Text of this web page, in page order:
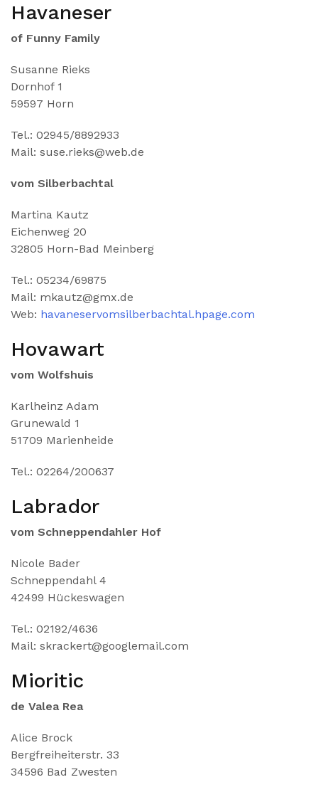
Havaneser
of Funny Family
Susanne Rieks
Dornhof 1
59597 Horn
Tel.: 02945/8892933
Mail: suse.rieks@web.de
vom Silberbachtal
Martina Kautz
Eichenweg 20
32805 Horn-Bad Meinberg
Tel.: 05234/69875
Mail: mkautz@gmx.de
Web: havaneservomsilberbachtal.hpage.com
Hovawart
vom Wolfshuis
Karlheinz Adam
Grunewald 1
51709 Marienheide
Tel.: 02264/200637
Labrador
vom Schneppendahler Hof
Nicole Bader
Schneppendahl 4
42499 Hückeswagen
Tel.: 02192/4636
Mail: skrackert@googlemail.com
Mioritic
de Valea Rea
Alice Brock
Bergfreiheiterstr. 33
34596 Bad Zwesten